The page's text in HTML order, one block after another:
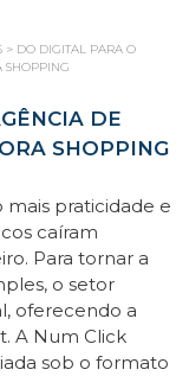
> DO DIGITAL PARA O
SHOPPING
DE
SHOPPING
mais praticidade e
caíram
Para tornar a
o setor
oferecendo a
A Num Click
sob o formato